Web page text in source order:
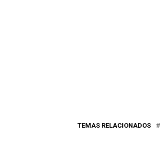
TEMAS RELACIONADOS